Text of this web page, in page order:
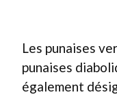
Les punaises
punaises
également